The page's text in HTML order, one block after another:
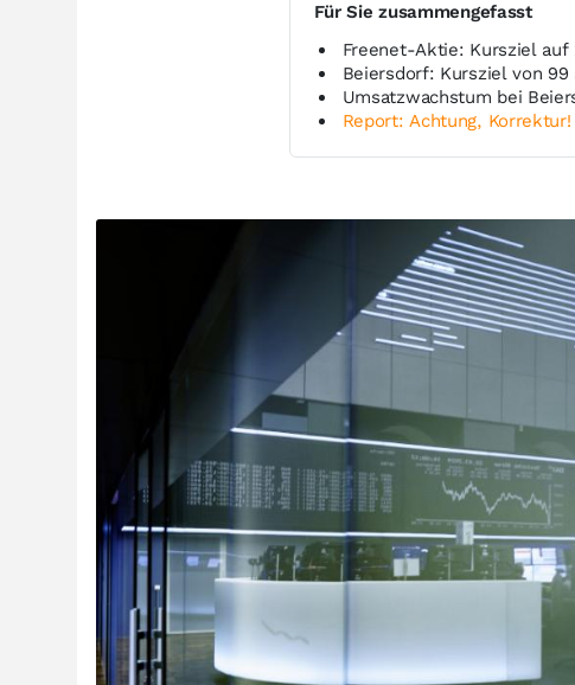
Für Sie zusammengefasst
Freenet-Aktie: Kursziel auf
Beiersdorf: Kursziel von
Umsatzwachstum bei
Report: Achtung, Korrektur!